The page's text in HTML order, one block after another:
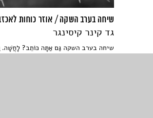
שיחה בערב השקה / אוזר כוחות
גד קינר קיסינגר
שיחה בערב השקה גַּם אַתָּה כּוֹתֵב? לָחֲשָׁה.